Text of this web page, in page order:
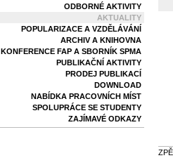
ODBORNÉ AKTIVITY
AKTUALITY
POPULARIZACE A VZDĚLÁVÁNÍ
ARCHIV A KNIHOVNA
KONFERENCE FAP A SBORNÍK SPMA
PUBLIKAČNÍ AKTIVITY
PRODEJ PUBLIKACÍ
DOWNLOAD
NABÍDKA PRACOVNÍCH MÍST
SPOLUPRÁCE SE STUDENTY
ZAJÍMAVÉ ODKAZY